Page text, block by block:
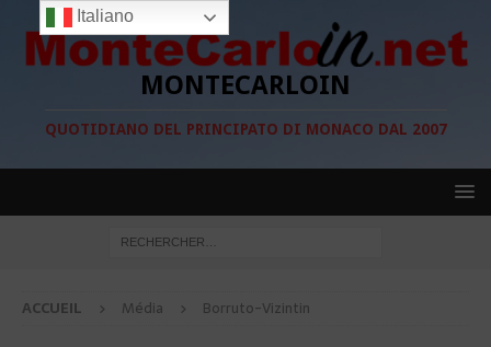
MONTECARLOIN
QUOTIDIANO DEL PRINCIPATO DI MONACO DAL 2007
ACCUEIL Média Borruto-Vizintin
Italiano